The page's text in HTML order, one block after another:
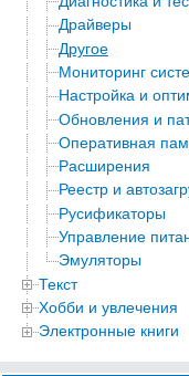
Драйверы
Другое
Мониторинг
Настройка и
Обновления и
Оперативная
Расширения
Реестр и
Русификаторы
Управление
Эмуляторы
Текст
Хобби и увлечения
Электронные книги